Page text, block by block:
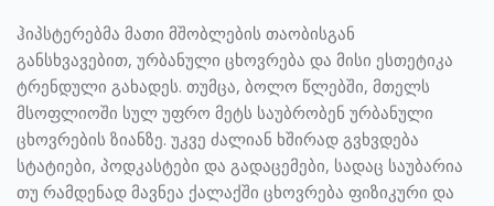
ჰიპსტერებმა მათი მშობლების თაობისგან
განსხვავებით, ურბანული ცხოვრება და მისი ესთეტიკა
ტრენდული გახადეს. თუმცა, ბოლო წლებში, მთელს
მსოფლიოში სულ უფრო მეტს საუბრობენ ურბანული
ცხოვრების ზიანზე. უკვე ძალიან ხშირად გვხვდება
სტატიები, პოდკასტები და გადაცემები, სადაც საუბარია
თუ რამდენად მავნეა ქალაქში ცხოვრება ფიზიკური და